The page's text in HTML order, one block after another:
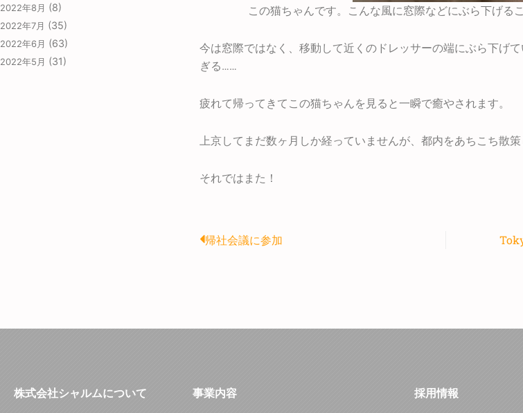
2022年8月 (8)
2022年7月 (35)
2022年6月 (63)
2022年5月 (31)
この猫ちゃんです。こんな風に窓際などにぶら下げる
今は窓際ではなく、移動して近くのドレッサーの端にぶら下げ
ぎる……
疲れて帰ってきてこの猫ちゃんを見ると一瞬で癒やされます。
上京してまだ数ヶ月しか経っていませんが、都内をあちこち散
それではまた！
Prev
帰社会議に参加
株式会社シャルムについて 事業内容 採用情報